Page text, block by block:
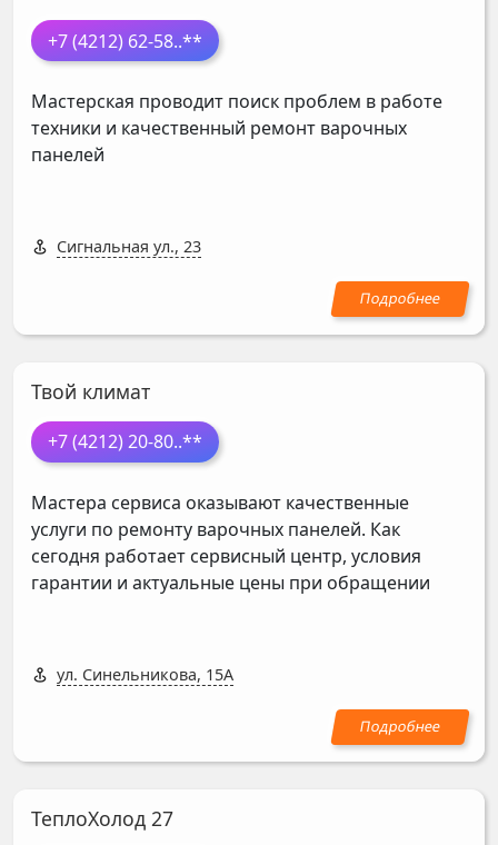
+7 (4212) 62-58..**
Мастерская проводит поиск проблем в работе
техники и качественный ремонт варочных
панелей
Сигнальная ул., 23
Твой климат
+7 (4212) 20-80..**
Мастера сервиса оказывают качественные
услуги по ремонту варочных панелей. Как
сегодня работает сервисный центр, условия
гарантии и актуальные цены при обращении
ул. Синельникова, 15А
ТеплоХолод 27